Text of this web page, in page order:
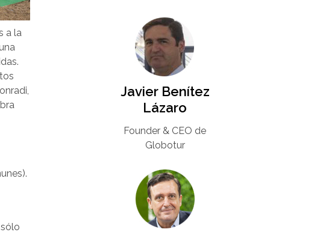
a la
Javier Benítez
Lázaro
Founder & CEO de
Globotur​